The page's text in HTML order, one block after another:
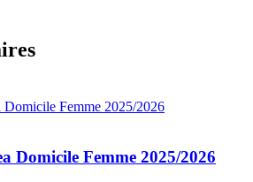
Domicile Femme 2025/2026